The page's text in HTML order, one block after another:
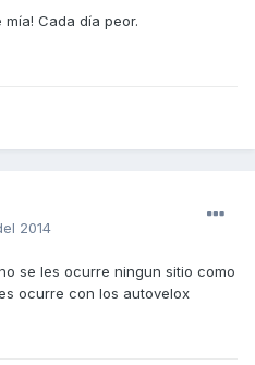
mía! Cada día peor.
2014
se les ocurre ningun sitio como
ocurre con los autovelox